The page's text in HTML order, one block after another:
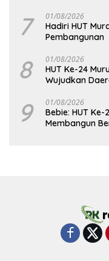
7 01/08/2026
Hadiri HUT
Pembangunan
8 01/08/2026
HUT Ke-24
Wujudkan
9 01/08/2026
Bebie: HUT
Membangun